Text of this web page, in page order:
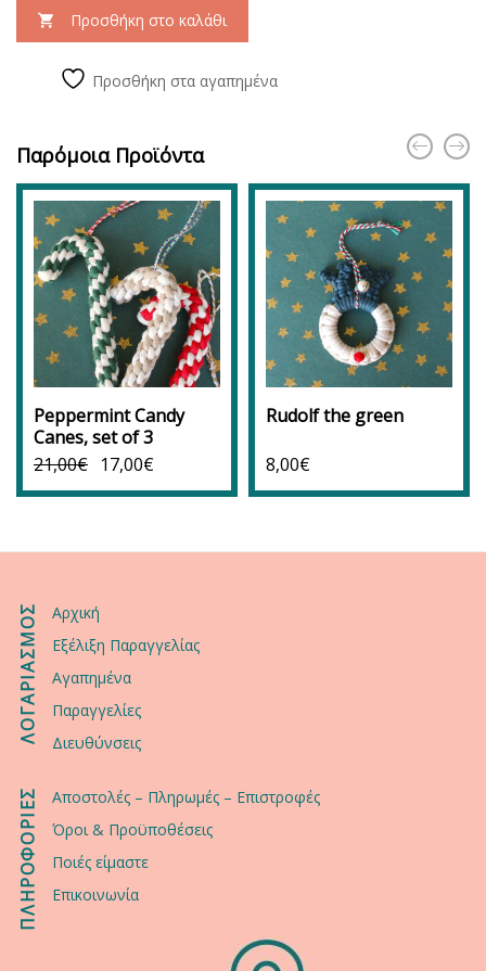
Προσθήκη στο καλάθι
Προσθήκη στα αγαπημένα
Παρόμοια Προϊόντα
Peppermint Candy
Canes, set of 3
21,00€ 17,00€
Rudolf the green
8,00€
ΛΟΓΑΡΙΑΣΜΟΣ
Αρχική
Εξέλιξη Παραγγελίας
Αγαπημένα
Παραγγελίες
Διευθύνσεις
ΠΛΗΡΟΦΟΡΙΕΣ
Αποστολές – Πληρωμές – Επιστροφές
Όροι & Προϋποθέσεις
Ποιές είμαστε
Επικοινωνία